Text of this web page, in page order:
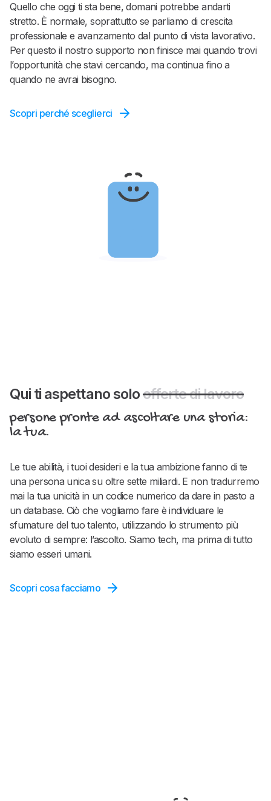
Quello che oggi ti sta bene, domani potrebbe andarti
stretto. È normale, soprattutto se parliamo di crescita
professionale e avanzamento dal punto di vista lavorativo.
Per questo il nostro supporto non finisce mai quando trovi
l’opportunità che stavi cercando, ma continua fino a
quando ne avrai bisogno.
Scopri perché sceglierci
Qui ti aspettano soloofferte di lavoro
persone pronte ad ascoltare una storia:
la tua.
Le tue abilità, i tuoi desideri e la tua ambizione fanno di te
una persona unica su oltre sette miliardi. E non tradurremo
mai la tua unicità in un codice numerico da dare in pasto a
un database. Ciò che vogliamo fare è individuare le
sfumature del tuo talento, utilizzando lo strumento più
evoluto di sempre: l’ascolto. Siamo tech, ma prima di tutto
siamo esseri umani.
Scopri cosa facciamo